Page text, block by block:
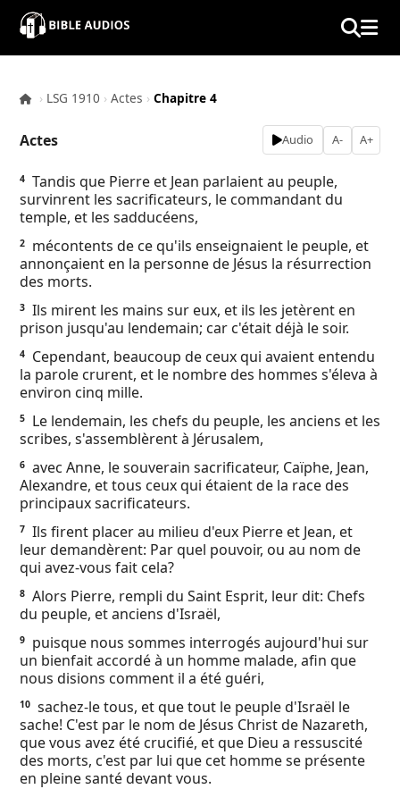
×
Contacts
About
Copyright
Download
L.O.A
Ebook
› LSG 1910 › Actes › Chapitre 4
Actes Audio A- A+
4 Tandis que Pierre et Jean parlaient au peuple,
survinrent les sacrificateurs, le commandant du
temple, et les sadducéens,
2
mécontents de ce qu'ils enseignaient le peuple, et
annonçaient en la personne de Jésus la résurrection
des morts.
3 Ils mirent les mains sur eux, et ils les jetèrent en
prison jusqu'au lendemain; car c'était déjà le soir.
4
Cependant, beaucoup de ceux qui avaient entendu
la parole crurent, et le nombre des hommes s'éleva à
environ cinq mille.
5
Le lendemain, les chefs du peuple, les anciens et les
scribes, s'assemblèrent à Jérusalem,
6 avec Anne, le souverain sacrificateur, Caïphe, Jean,
Alexandre, et tous ceux qui étaient de la race des
principaux sacrificateurs.
7 Ils firent placer au milieu d'eux Pierre et Jean, et
leur demandèrent: Par quel pouvoir, ou au nom de
qui avez-vous fait cela?
8 Alors Pierre, rempli du Saint Esprit, leur dit: Chefs
du peuple, et anciens d'Israël,
9
puisque nous sommes interrogés aujourd'hui sur
un bienfait accordé à un homme malade, afin que
nous disions comment il a été guéri,
10 sachez-le tous, et que tout le peuple d'Israël le
sache! C'est par le nom de Jésus Christ de Nazareth,
que vous avez été crucifié, et que Dieu a ressuscité
des morts, c'est par lui que cet homme se présente
en pleine santé devant vous.